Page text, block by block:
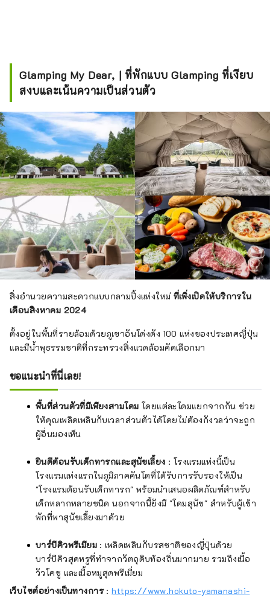
Glamping My Dear, | ที่พักแบบ Glamping ที่เงียบ
สงบและเน้นความเป็นส่วนตัว
สิ่งอำนวยความสะดวกแบบกลามปิ้งแห่งใหม่ที่เพิ่งเปิดให้บริการใน
เดือนสิงหาคม 2024
ตั้งอยู่ในพื้นที่รายล้อมด้วยภูเขาอันโด่งดัง 100 แห่งของประเทศญี่ปุ่น
และมีน้ำพุธรรมชาติที่กระทรวงสิ่งแวดล้อมคัดเลือกมา
ขอแนะนำที่นี่เลย!
พื้นที่ส่วนตัวที่มีเพียงสามโดม โดยแต่ละโดมแยกจากกัน ช่วย
ให้คุณเพลิดเพลินกับเวลาส่วนตัวได้โดยไม่ต้องกังวลว่าจะถูก
ผู้อื่นมองเห็น
ยินดีต้อนรับเด็กทารกและสุนัขเลี้ยง : โรงแรมแห่งนี้เป็น
โรงแรมแห่งแรกในภูมิภาคคันโตที่ได้รับการรับรองให้เป็น
"โรงแรมต้อนรับเด็กทารก" พร้อมนำเสนอผลิตภัณฑ์สำหรับ
เด็กหลากหลายชนิด นอกจากนี้ยังมี "โดมสุนัข" สำหรับผู้เข้า
พักที่พาสุนัขเลี้ยงมาด้วย
บาร์บีคิวพรีเมียม : เพลิดเพลินกับรสชาติของญี่ปุ่นด้วย
บาร์บีคิวสุดหรูที่ทำจากวัตถุดิบท้องถิ่นมากมาย รวมถึงเนื้อ
วัวโคชู และเนื้อหมูสุดพรีเมี่ยม
เว็บไซต์อย่างเป็นทางการ:https://www.hokuto-yamanashi-